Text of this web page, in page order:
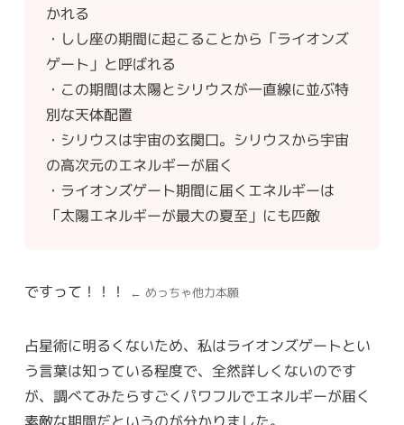
かれる
・しし座の期間に起こることから「ライオンズ
ゲート」と呼ばれる
・この期間は太陽とシリウスが一直線に並ぶ特
別な天体配置
・シリウスは宇宙の玄関口。シリウスから宇宙
の高次元のエネルギーが届く
・ライオンズゲート期間に届くエネルギーは
「太陽エネルギーが最大の夏至」にも匹敵
ですって！！！ ← めっちゃ他力本願
占星術に明るくないため、私はライオンズゲートとい
う言葉は知っている程度で、全然詳しくないのです
が、調べてみたらすごくパワフルでエネルギーが届く